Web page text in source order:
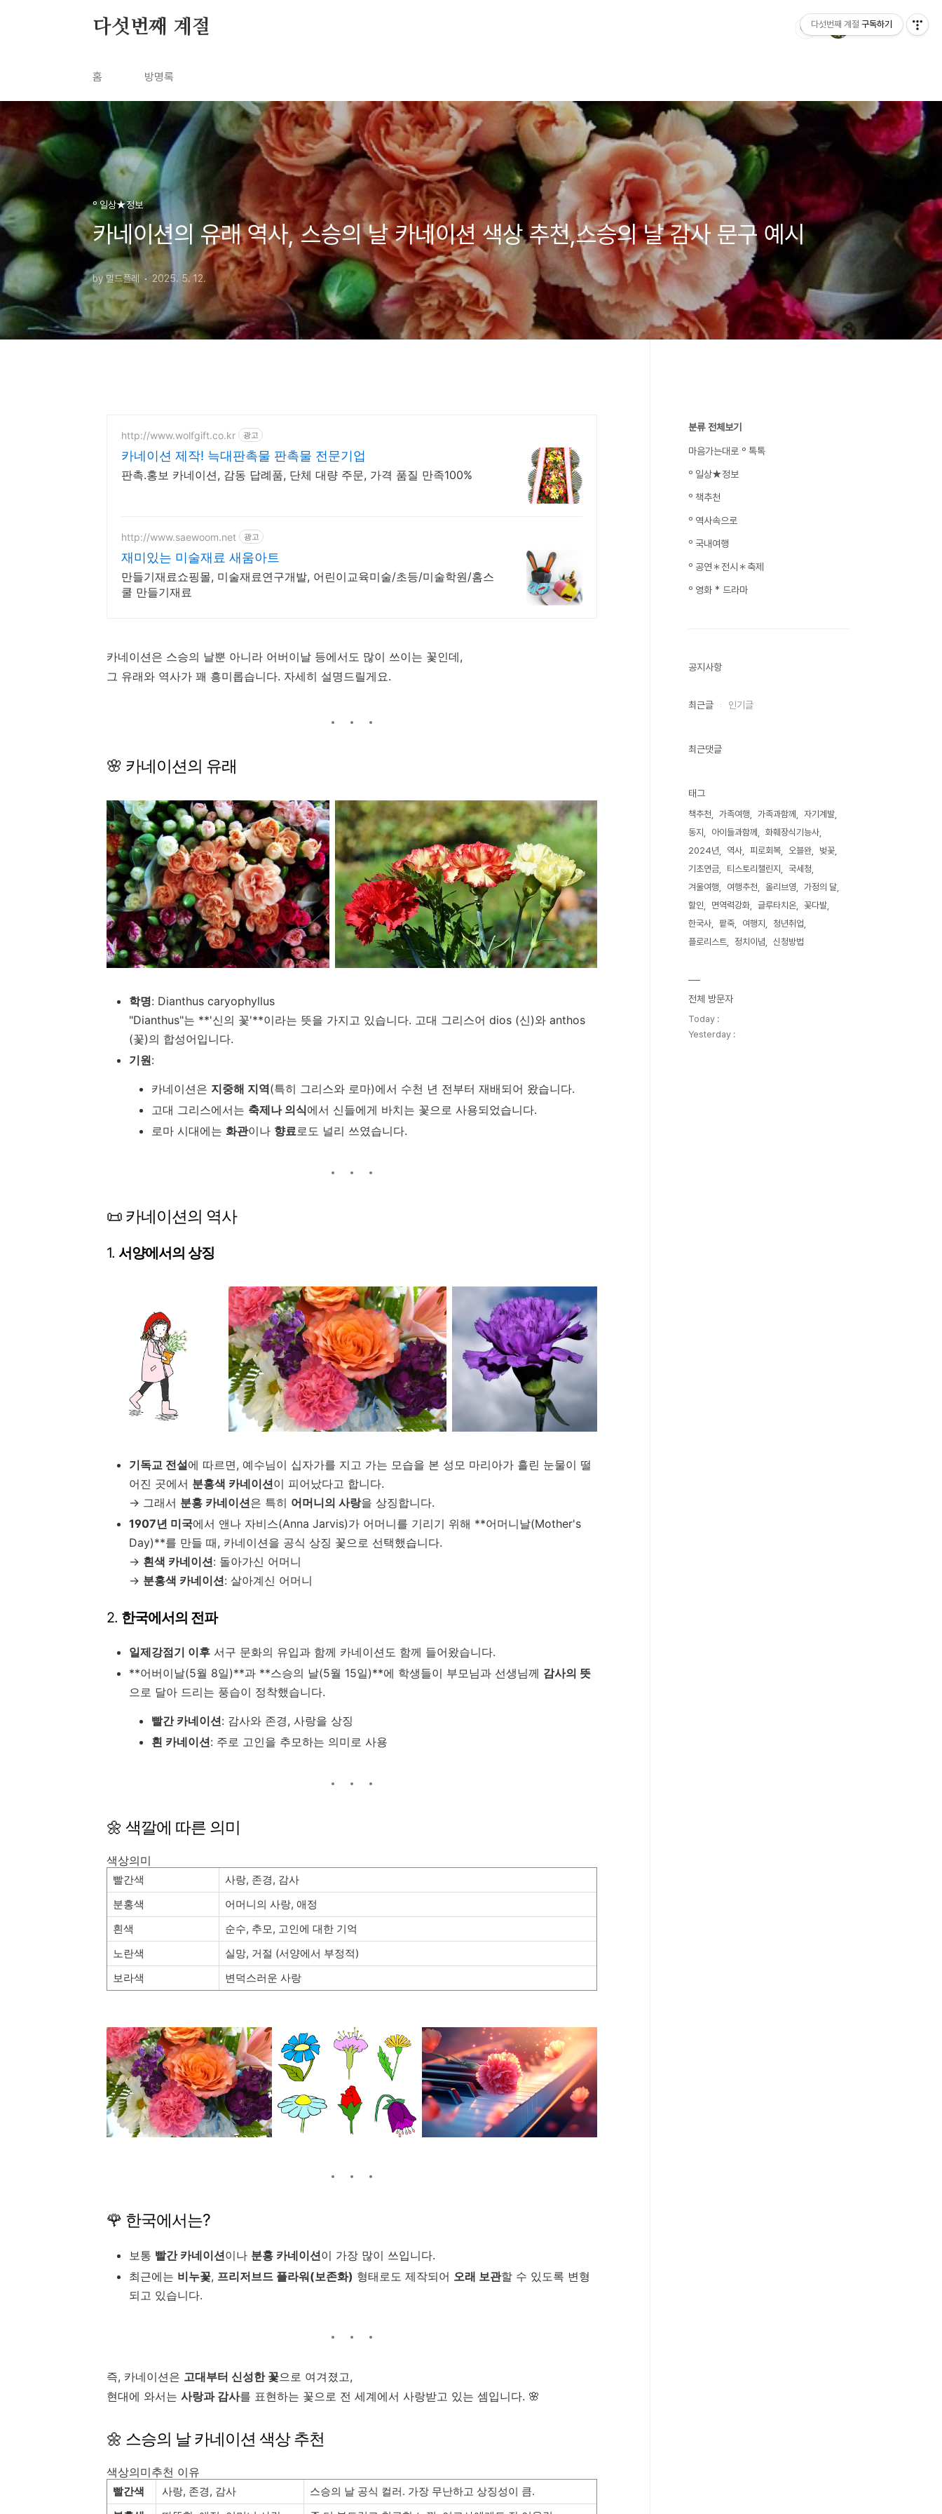
다섯번째 계절
홈 방명록
º 일상★정보
카네이션의 유래 역사, 스승의 날 카네이션 색상 추천,스승의 날 감사 문구 예시
by 밀드플레 2025. 5. 12.
http://www.wolfgift.co.kr 광고
카네이션 제작! 늑대판촉물 판촉물 전문기업
판촉.홍보 카네이션, 감동 답례품, 단체 대량 주문, 가격 품질 만족100%
http://www.saewoom.net 광고
재미있는 미술재료 새움아트
만들기재료쇼핑몰, 미술재료연구개발, 어린이교육미술/초등/미술학원/홈스
쿨 만들기재료
카네이션은 스승의 날뿐 아니라 어버이날 등에서도 많이 쓰이는 꽃인데,
그 유래와 역사가 꽤 흥미롭습니다. 자세히 설명드릴게요.
🌸 카네이션의 유래
학명: Dianthus caryophyllus
"Dianthus"는 **'신의 꽃'**이라는 뜻을 가지고 있습니다. 고대 그리스어 dios (신)와 anthos
(꽃)의 합성어입니다.
기원:
카네이션은 지중해 지역(특히 그리스와 로마)에서 수천 년 전부터 재배되어 왔습니다.
고대 그리스에서는 축제나 의식에서 신들에게 바치는 꽃으로 사용되었습니다.
로마 시대에는 화관이나 향료 로도 널리 쓰였습니다.
📜 카네이션의 역사
1. 서양에서의 상징
기독교 전설에 따르면, 예수님이 십자가를 지고 가는 모습을 본 성모 마리아가 흘린 눈물이 떨
어진 곳에서 분홍색 카네이션이 피어났다고 합니다.
→ 그래서 분홍 카네이션은 특히 어머니의 사랑을 상징합니다.
1907년 미국에서 앤나 자비스(Anna Jarvis)가 어머니를 기리기 위해 **어머니날(Mother's
Day)**를 만들 때, 카네이션을 공식 상징 꽃으로 선택했습니다.
→ 흰색 카네이션: 돌아가신 어머니
→ 분홍색 카네이션: 살아계신 어머니
2. 한국에서의 전파
일제강점기 이후 서구 문화의 유입과 함께 카네이션도 함께 들어왔습니다.
**어버이날(5월 8일)**과 **스승의 날(5월 15일)**에 학생들이 부모님과 선생님께 감사의 뜻
으로 달아 드리는 풍습이 정착했습니다.
빨간 카네이션: 감사와 존경, 사랑을 상징
흰 카네이션: 주로 고인을 추모하는 의미로 사용
🌼 색깔에 따른 의미
색상의미
빨간색
사랑, 존경, 감사
분홍색
어머니의 사랑, 애정
흰색
순수, 추모, 고인에 대한 기억
노란색
실망, 거절 (서양에서 부정적)
보라색
변덕스러운 사랑
🌹 한국에서는?
보통 빨간 카네이션이나 분홍 카네이션이 가장 많이 쓰입니다.
최근에는 비누꽃, 프리저브드 플라워(보존화) 형태로도 제작되어 오래 보관할 수 있도록 변형
되고 있습니다.
즉, 카네이션은 고대부터 신성한 꽃으로 여겨졌고,
현대에 와서는 사랑과 감사를 표현하는 꽃으로 전 세계에서 사랑받고 있는 셈입니다. 🌸
🌼 스승의 날 카네이션 색상 추천
색상의미추천 이유
빨간색 사랑, 존경, 감사
스승의 날 공식 컬러. 가장 무난하고 상징성이 큼.
분류 전체보기
마음가는대로 º 톡톡
º 일상★정보
º 책추천
º 역사속으로
º 국내여행
º 공연＊전시＊축제
º 영화 * 드라마
공지사항
최근글 인기글
최근댓글
태그
책추천 가족여행 가족과함께
자기계발
동지
아이들과함께
화훼장식기능사
2024년
역사 피로회복 오블완
벚꽃
기초연금
티스토리챌린지
국세청
겨울여행
여행추천 올리브영
가정의 달
할인
면역력강화 글루타치온
꽃다발
한국사
팥죽 여행지
청년취업
플로리스트
정치이념 신청방법
전체 방문자
Today :
Yesterday :
다섯번째 계절 구독하기